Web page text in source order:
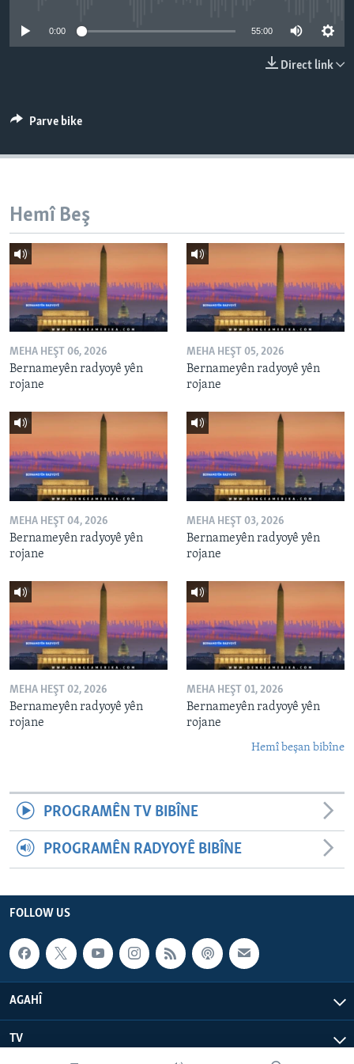
SERNIVÎS
Learning English
FOLLOW US
Zimanên Din
0:00 55:00
Direct link
Parve bike
Hemî Beş
MEHA HEŞT 06, 2026
Bernameyên radyoyê yên
rojane
MEHA HEŞT 05, 2026
Bernameyên radyoyê yên
rojane
MEHA HEŞT 04, 2026
Bernameyên radyoyê yên
rojane
MEHA HEŞT 03, 2026
Bernameyên radyoyê yên
rojane
MEHA HEŞT 02, 2026
Bernameyên radyoyê yên
rojane
MEHA HEŞT 01, 2026
Bernameyên radyoyê yên
rojane
Hemî beşan bibîne
PROGRAMÊN TV BIBÎNE
PROGRAMÊN RADYOYÊ BIBÎNE
FOLLOW US
AGAHÎ
TV